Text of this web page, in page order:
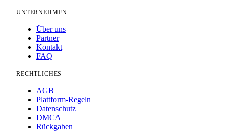
UNTERNEHMEN
Über uns
Partner
Kontakt
FAQ
RECHTLICHES
AGB
Plattform-Regeln
Datenschutz
DMCA
Rückgaben